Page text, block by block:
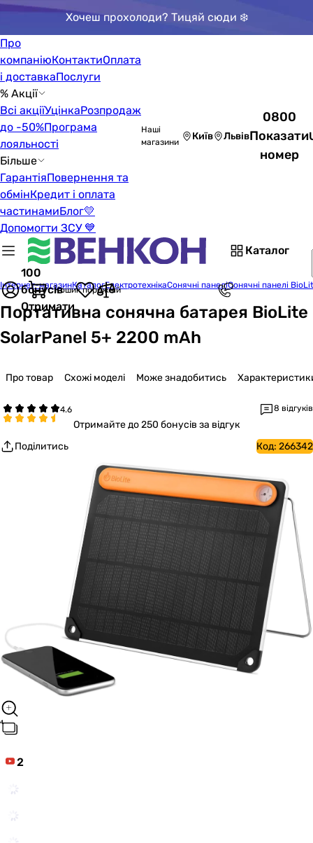
Хочеш прохолоди? Тицяй сюди ❄️
Про
компаніюКонтактиОплата
і доставкаПослуги
% Акції
Всі акціїУцінкаРозпродаж
до -50%Програма
лояльності
Більше
ГарантіяПовернення та
обмінКредит і оплата
частинамиБлог💛
Допомогти ЗСУ 💙
Наші
магазини
Київ Львів
0800
Показати
номер
Каталог
100
бонусів
Отримати
Кошик порожній
Інтернет-магазинКаталогЕлектротехнікаСонячні панеліСонячні панелі
Портативна сонячна батарея BioLite
SolarPanel 5+ 2200 mAh
Про товар Схожі моделі Може знадобитись
8 відгуків
Отримайтедо 250 бонусів за відгук
Поділитись
Код: 266342
2